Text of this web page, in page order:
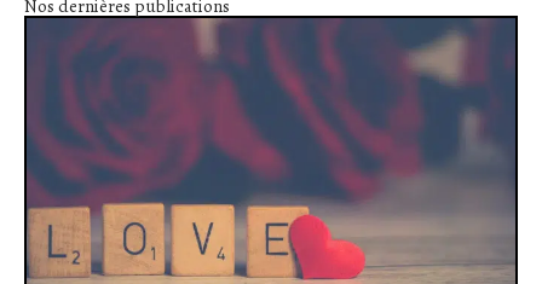
Nos dernières publications